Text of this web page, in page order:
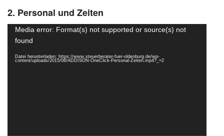
2. Personal und Zeiten
Video-
Player
Media error: Format(s) not supported or source(s) not
found
Datei herunterladen: https://www.steuerberater-fuer-oldenburg.de/wp-
content/uploads/2015/08/ADDISON-OneClick-Personal-Zeiten.mp4?_=2